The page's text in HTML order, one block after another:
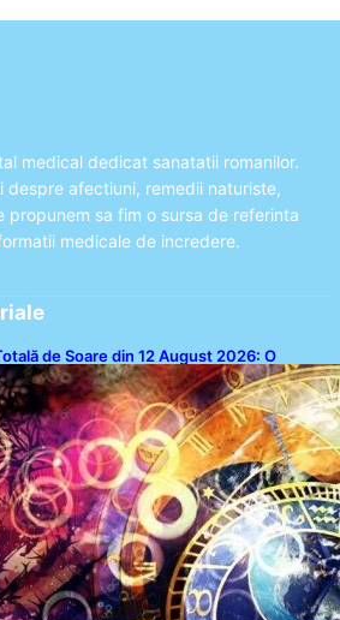
medical dedicat sanatatii romanilor.
despre afectiuni, remedii naturiste,
propunem sa fim o sursa de referinta
medicale de incredere.
de Soare din 12 August 2026: O
Impactului asupra Trei Zodii și a Ciclului de